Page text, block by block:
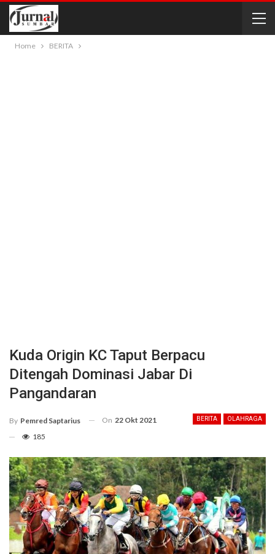
Home BERITA
Kuda Origin KC Taput Berpacu
Ditengah Dominasi Jabar Di
Pangandaran
BERITA OLAHRAGA
By Pemred Saptarius On 22 Okt 2021
185